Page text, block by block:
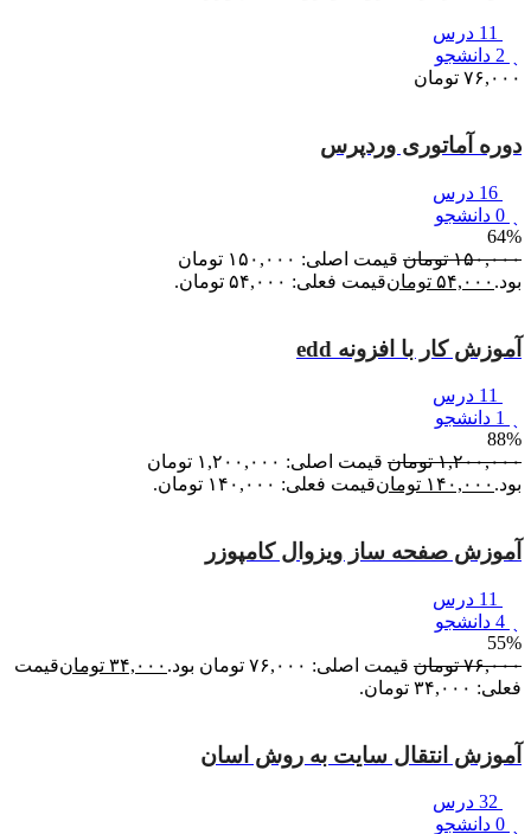
۷۶,۰۰۰ تومان
دوره آماتوری وردپرس
64%
۱۵۰,۰۰۰ تومان
قیمت اصلی: ۱۵۰,۰۰۰ تومان
بود. ۵۴,۰۰۰ تومانقیمت فعلی: ۵۴,۰۰۰ تومان.
آموزش کار با افزونه edd
88%
۱,۲۰۰,۰۰۰ تومان
قیمت اصلی: ۱,۲۰۰,۰۰۰ تومان
بود. ۱۴۰,۰۰۰ تومانقیمت فعلی: ۱۴۰,۰۰۰ تومان.
آموزش صفحه ساز ویزوال کامپوزر
55%
۷۶,۰۰۰ تومان قیمت اصلی: ۷۶,۰۰۰ تومان بود. ۳۴,۰۰۰ تومانقیمت
فعلی: ۳۴,۰۰۰ تومان.
آموزش انتقال سایت به روش اسان